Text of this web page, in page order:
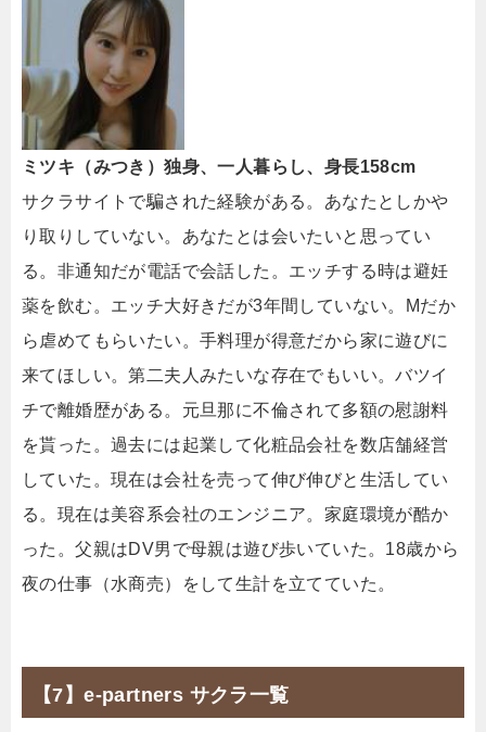
ミツキ（みつき）独身、一人暮らし、身長158cm
サクラサイトで騙された経験がある。あなたとしかや
り取りしていない。あなたとは会いたいと思ってい
る。非通知だが電話で会話した。エッチする時は避妊
薬を飲む。エッチ大好きだが3年間していない。Mだか
ら虐めてもらいたい。手料理が得意だから家に遊びに
来てほしい。第二夫人みたいな存在でもいい。バツイ
チで離婚歴がある。元旦那に不倫されて多額の慰謝料
を貰った。過去には起業して化粧品会社を数店舗経営
していた。現在は会社を売って伸び伸びと生活してい
る。現在は美容系会社のエンジニア。家庭環境が酷か
った。父親はDV男で母親は遊び歩いていた。18歳から
夜の仕事（水商売）をして生計を立てていた。
【7】e-partners サクラ一覧